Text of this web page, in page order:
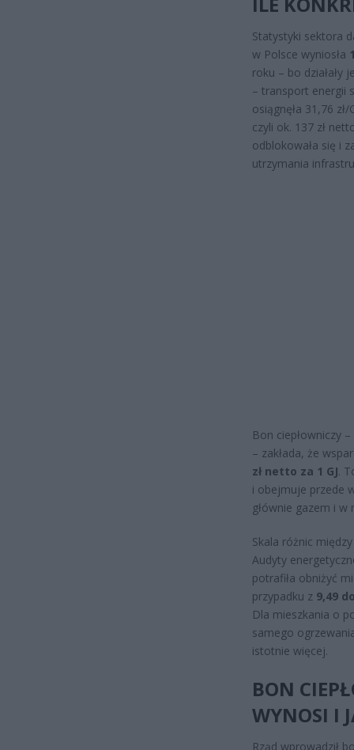
Statystyki sektora
w Polsce wyniosła
roku – bo działały
– transport energii
osiągnęła 31,76
czyli ok. 137 zł
odblokowała się i
utrzymania
Bon ciepłowniczy
– zakłada, że
zł netto za 1 GJ.
i obejmuje przede
głównie gazem i w
Skala różnic
Audyty
potrafiła obniżyć
przypadku z 9,49
Dla mieszkania o
samego
istotnie więcej.
BON
WYNOSI I
Rząd wprowadził